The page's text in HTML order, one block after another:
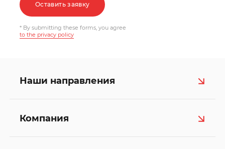
Оставить заявку
* By submitting these forms, you agree
to the privacy policy
Наши направления
Компания